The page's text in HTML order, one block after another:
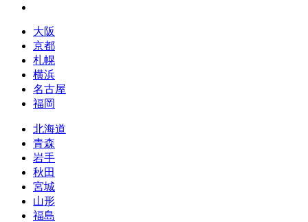
大阪
京都
札幌
横浜
名古屋
福岡
北海道
青森
岩手
秋田
宮城
山形
福島